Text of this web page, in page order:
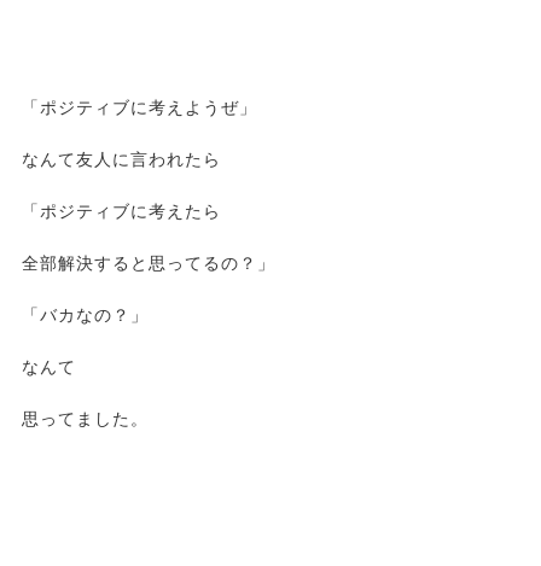
「ポジティブに考えようぜ」
なんて友人に言われたら
「ポジティブに考えたら
全部解決すると思ってるの？」
「バカなの？」
なんて
思ってました。